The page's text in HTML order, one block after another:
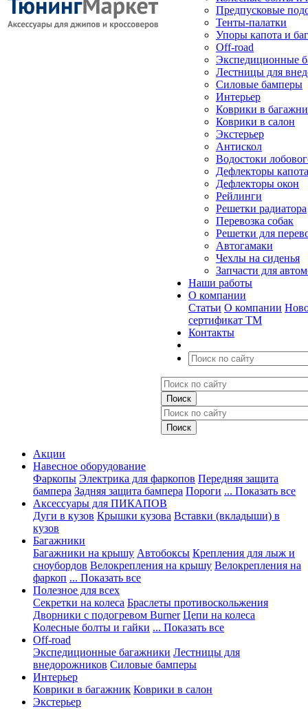
Предпусковые
Тенты-палатки
Упоры капота и
Off-road
Экспедиционные
Лестницы для
Силовые бамперы
Интерьер
Коврики в
Коврики в салон
Экстерьер
Антискол
Водостоки
Дефлекторы капота
Дефлекторы окон
Рейлинги
Решетки радиатора
Перевозка собак
Решетки для
Автогамаки
Чехлы на сиденья
Запчасти для
Наши работы
О компании
Статьи О компании
сертификат ТМ
Контакты
Акции
Навесное оборудование
Фаркопы Электрика для фаркопов Передняя защита
бампера Задняя защита бампера Пороги ... Показать все
Аксессуары для ПИКАПОВ
Дуги в кузов Крышки кузова Вставки (вкладыши) в
кузов
Багажники
Багажники на крышу Автобоксы Крепления для лыж и
сноубордов Велокрепления на крышу Велокрепления на
фаркоп ... Показать все
Полезное для всех
Секретки на колеса Браслеты противоскольжения
Дворники с подогревом Burner Цепи на колеса
Колесные болты и гайки ... Показать все
Off-road
Экспедиционные багажники Лестницы для
внедорожников Силовые бамперы
Интерьер
Коврики в багажник Коврики в салон
Экстерьер